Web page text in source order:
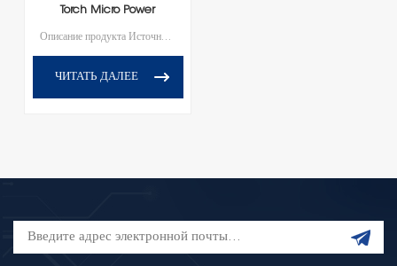
Torch Micro Power
DC преобразователь
Описание продукта Источник питания Point-of-Load (POL) серии 46 представляет собой решение для управления питанием в корпусе «система в корпусе» (SiP) с компактным корпусом BGA для поверхностного монтажа, обеспечивающим простую установку и компактную интеграцию. Этот DC/DC-преобразователь, разработанный специально для приложений, работающих в непосредственной близости от БИС (больших интегральных схем), обеспечивает точное понижение высокого напряжения до низкого, удовлетворяя потребности электронных систем в электропитании. Благодаря широкому диапазону входного напряжения и превосходной стабилизации напряжения, POL серии 46 обеспечивает стабильную работу в самых разных и сложных условиях электропитания. Он широко используется в промышленных системах управления, коммуникационном оборудовании и других высоконадежных электронных устройствах.
ЧИТАТЬ ДАЛЕЕ